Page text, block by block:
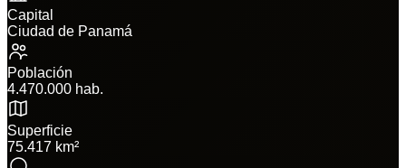
Capital
Ciudad de Panamá
Población
4.470.000 hab.
Superficie
75.417 km²